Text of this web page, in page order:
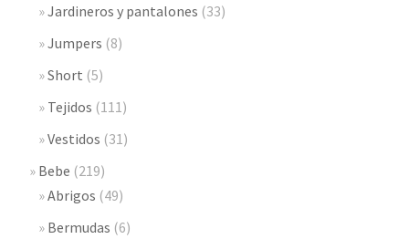
Jardineros y pantalones (33)
Jumpers (8)
Short (5)
Tejidos (111)
Vestidos (31)
Bebe (219)
Abrigos (49)
Bermudas (6)